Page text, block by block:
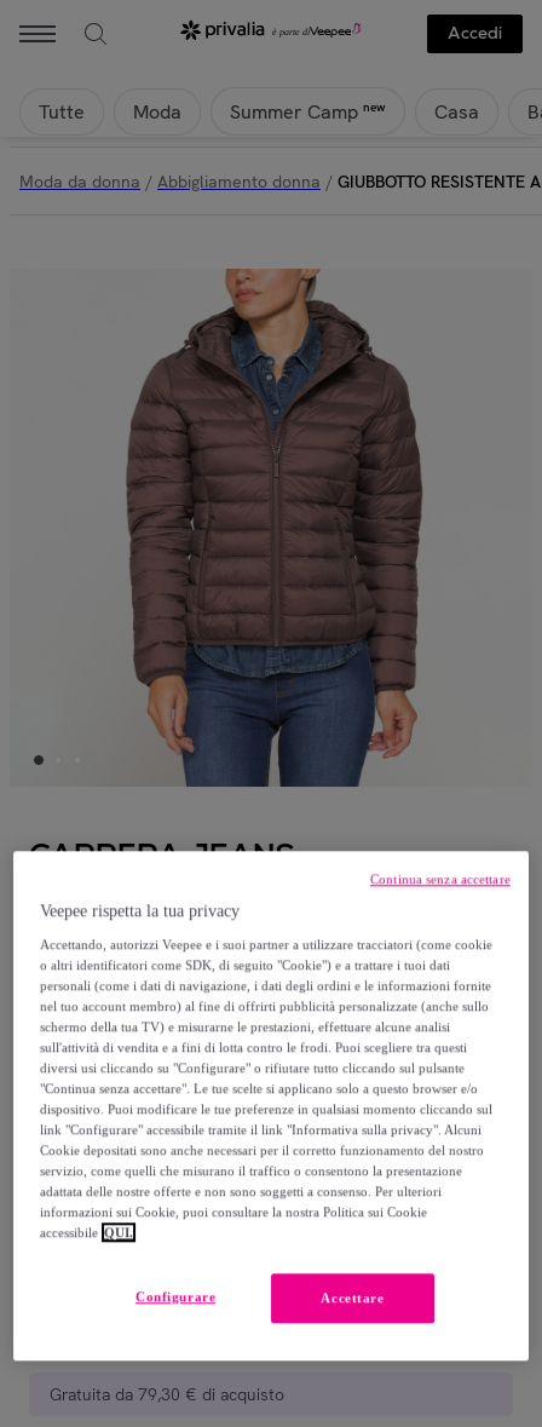
Accedi
Tutte Moda Summer Camp new Casa
Moda da donna / Abbigliamento donna / GIUBBOTTO RESISTENTE
CARRERA JEANS
GIUBBOTTO RESISTENTE ALLA PIOGGIA
CON IMBOTTITURA ULTRA LEGGERA.
Vestibilità regolare.
49,99 €
79,99 €
-37%
Venduto daCARRERA
Consegna
Gratuita da 79,30 € di acquisto
Veepee rispetta la tua privacy
Accettando, autorizzi Veepee e i suoi partner a utilizzare tracciatori (come cookie
o altri identificatori come SDK, di seguito "Cookie") e a trattare i tuoi dati
personali (come i dati di navigazione, i dati degli ordini e le informazioni fornite
nel tuo account membro) al fine di offrirti pubblicità personalizzate (anche sullo
schermo della tua TV) e misurarne le prestazioni, effettuare alcune analisi
sull'attività di vendita e a fini di lotta contro le frodi. Puoi scegliere tra questi
diversi usi cliccando su "Configurare" o rifiutare tutto cliccando sul pulsante
"Continua senza accettare". Le tue scelte si applicano solo a questo browser e/o
dispositivo. Puoi modificare le tue preferenze in qualsiasi momento cliccando sul
link "Configurare" accessibile tramite il link "Informativa sulla privacy". Alcuni
Cookie depositati sono anche necessari per il corretto funzionamento del nostro
servizio, come quelli che misurano il traffico o consentono la presentazione
adattata delle nostre offerte e non sono soggetti a consenso. Per ulteriori
informazioni sui Cookie, puoi consultare la nostra Politica sui Cookie
accessibile QUI.
Accettare
Configurare
Continua senza accettare